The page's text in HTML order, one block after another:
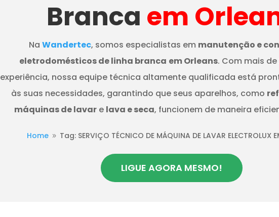
Branca em
Na Wandertec, somos especialistas em manutenção e
eletrodomésticos de linha branca em Orleans. Com mais
experiência, nossa equipe técnica altamente qualificada está
às suas necessidades, garantindo que seus aparelhos, como
máquinas de lavare lava e seca, funcionem de maneira
Home 9 Tag: SERVIÇO TÉCNICO DE MÁQUINA DE LAVAR ELECTROLUX
LIGUE AGORA MESMO!